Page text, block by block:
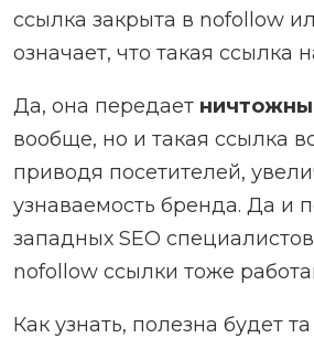
ссылка закрыта в nofollow
означает, что такая ссылка
Да, она передает
вообще, но и такая ссылка
приводя посетителей,
узнаваемость бренда. Да и
западных SEO
nofollow ссылки тоже
Как узнать, полезна будет